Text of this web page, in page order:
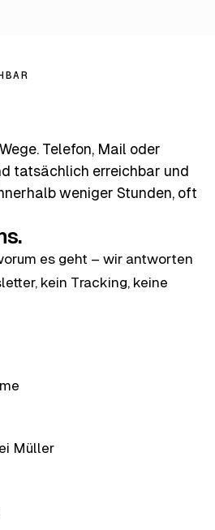
Telefon, Mail oder
tatsächlich erreichbar und
weniger Stunden, oft
es geht – wir antworten
kein Tracking, keine